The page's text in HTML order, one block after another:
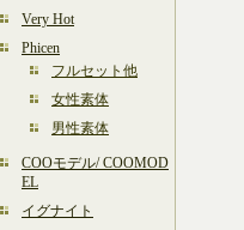
Very Hot
Phicen
フルセット他
女性素体
男性素体
COOモデル/ COOMOD
EL
イグナイト